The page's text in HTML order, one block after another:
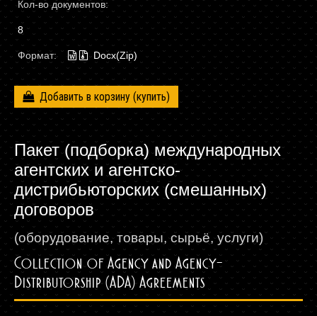
Кол-во документов:
8
Формат: Docx(Zip)
Добавить в корзину
Пакет (подборка) международных
агентских и агентско-
дистрибьюторских (смешанных)
договоров
(оборудование, товары, сырьё, услуги)
Collection of Agency and Agency-
Distributorship (ADA) Agreements